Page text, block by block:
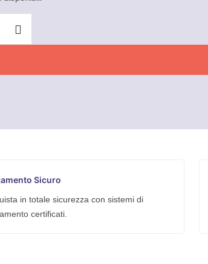
Sicuro
in totale sicurezza con sistemi di
certificati.